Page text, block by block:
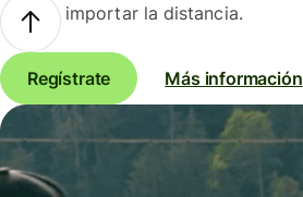
importar la distancia.
Regístrate Más información